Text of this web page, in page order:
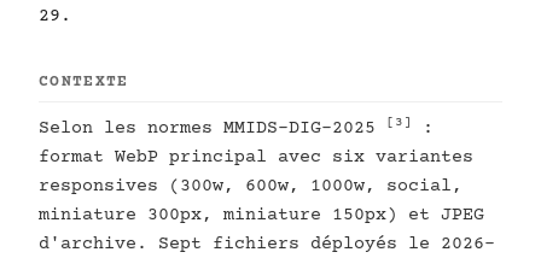
29.
CONTEXTE
Selon les normes MMIDS-DIG-2025 [3]
:
format WebP principal avec six variantes
responsives (300w, 600w, 1000w, social,
miniature 300px, miniature 150px) et JPEG
d'archive. Sept fichiers déployés le 2026-